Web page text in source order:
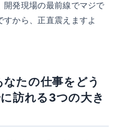
開発現場の最前線でマジで
から、正直震えますよ
たの仕事をどう
訪れる3つの大き